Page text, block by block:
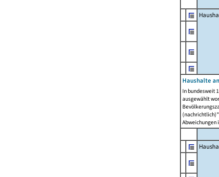
Haushalte
In bundesweit
ausgewählt
Abweichungen